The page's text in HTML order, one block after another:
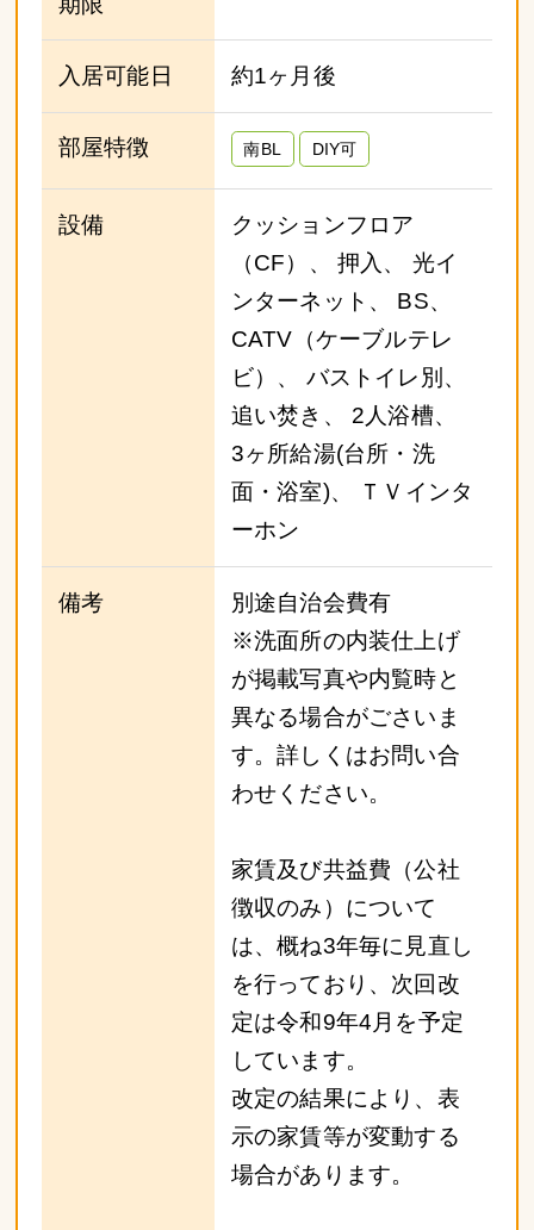
入居可能日 約1ヶ月後
部屋特徴 南BL DIY可
設備
クッションフロア
（CF）、 押入、 光イ
ンターネット、 BS、
CATV（ケーブルテレ
ビ）、 バストイレ別、
追い焚き、 2人浴槽、
3ヶ所給湯(台所・洗
面・浴室)、 ＴＶインタ
ーホン
備考
別途自治会費有
※洗面所の内装仕上げ
が掲載写真や内覧時と
異なる場合がごさいま
す。詳しくはお問い合
わせください。
家賃及び共益費（公社
徴収のみ）について
は、概ね3年毎に見直し
を行っており、次回改
定は令和9年4月を予定
しています。
改定の結果により、表
示の家賃等が変動する
場合があります。